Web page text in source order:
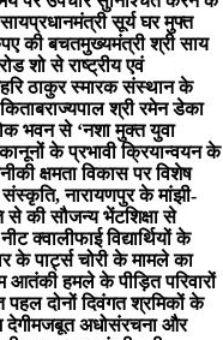
प्रधानमंत्री सूर्य घर मुफ्त
की बचतमुख्यमंत्री श्री साय
शो से राष्ट्रीय एवं
हरि ठाकुर स्मारक संस्थान के
राज्यपाल श्री रमेन डेका
भवन से ‘नशा मुक्त युवा
के प्रभावी क्रियान्वयन के
क्षमता विकास पर विशेष
नारायणपुर के मांझी-
से की सौजन्य भेंटशिक्षा से
क्वालीफाई विद्यार्थियों के
के पार्ट्स चोरी के मामले का
आतंकी हमले के पीड़ित परिवारों
पहल दोनों दिवंगत श्रमिकों के
देगीमजबूत अधोसंरचना और